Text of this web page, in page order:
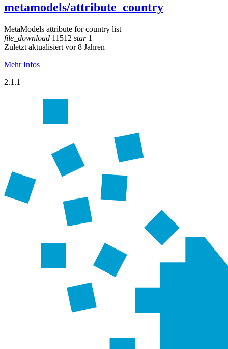
metamodels/attribute_country
MetaModels attribute for country list
file_download 11512 star1
Zuletzt aktualisiert vor 8 Jahren
Mehr Infos
2.1.1